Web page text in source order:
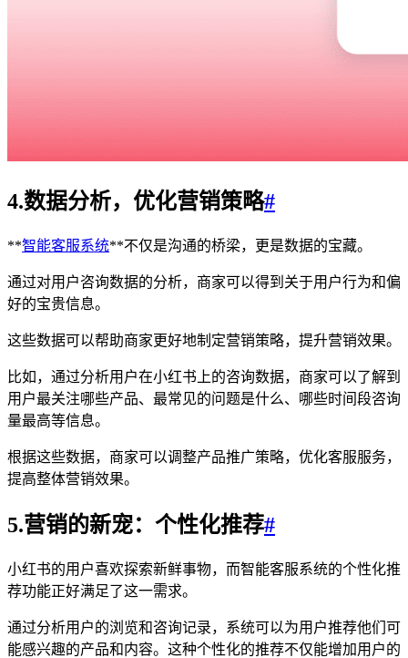
4.数据分析，优化营销策略#
**智能客服系统**不仅是沟通的桥梁，更是数据的宝藏。
通过对用户咨询数据的分析，商家可以得到关于用户行为和偏
好的宝贵信息。
这些数据可以帮助商家更好地制定营销策略，提升营销效果。
比如，通过分析用户在小红书上的咨询数据，商家可以了解到
用户最关注哪些产品、最常见的问题是什么、哪些时间段咨询
量最高等信息。
根据这些数据，商家可以调整产品推广策略，优化客服服务，
提高整体营销效果。
5.营销的新宠：个性化推荐#
小红书的用户喜欢探索新鲜事物，而智能客服系统的个性化推
荐功能正好满足了这一需求。
通过分析用户的浏览和咨询记录，系统可以为用户推荐他们可
能感兴趣的产品和内容。这种个性化的推荐不仅能增加用户的